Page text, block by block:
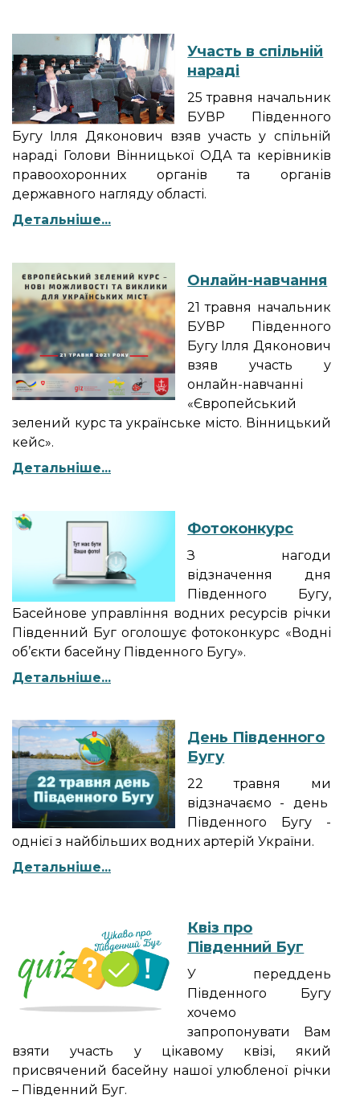
Участь в спільній
нараді
25 травня начальник
БУВР Південного
Бугу Ілля Дяконович взяв участь у спільній
нараді Голови Вінницької ОДА та керівників
правоохоронних органів та органів
державного нагляду області.
Детальніше...
Онлайн-навчання
21 травня начальник
БУВР Південного
Бугу Ілля Дяконович
взяв участь у
онлайн-навчанні
«Європейський
зелений курс та українське місто. Вінницький
кейс».
Детальніше...
Фотоконкурс
З нагоди
відзначення дня
Південного Бугу,
Басейнове управління водних ресурсів річки
Південний Буг оголошує фотоконкурс «Водні
об’єкти басейну Південного Бугу».
Детальніше...
День Південного
Бугу
22 травня ми
відзначаємо - день
Південного Бугу -
однієї з найбільших водних артерій України.
Детальніше...
Квіз про
Південний Буг
У переддень
Південного Бугу
хочемо
запропонувати Вам
взяти участь у цікавому квізі, який
присвячений басейну нашої улюбленої річки
– Південний Буг.